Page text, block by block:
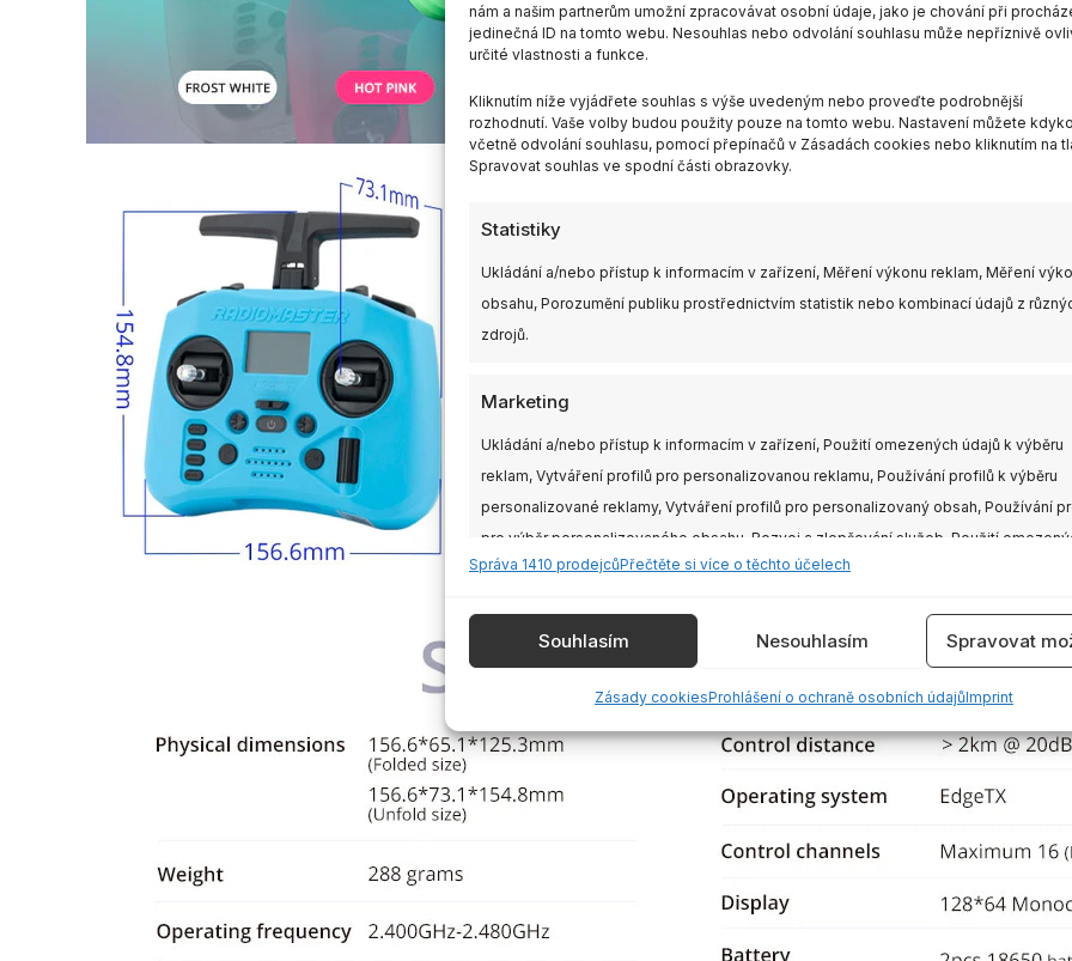
nám a našim partnerům umožní zpracovávat osobní údaje, jako je chování při
jedinečná ID na tomto webu. Nesouhlas nebo odvolání souhlasu může nepříznivě
určité vlastnosti a funkce.
Kliknutím níže vyjádřete souhlas s výše uvedeným nebo proveďte podrobnější
rozhodnutí. Vaše volby budou použity pouze na tomto webu. Nastavení můžete
včetně odvolání souhlasu, pomocí přepínačů v Zásadách cookies nebo kliknutím na
Spravovat souhlas ve spodní části obrazovky.
Statistiky
Ukládání a/nebo přístup k informacím v zařízení, Měření výkonu reklam, Měření
obsahu, Porozumění publiku prostřednictvím statistik nebo kombinací údajů z
zdrojů.
Marketing
Ukládání a/nebo přístup k informacím v zařízení, Použití omezených údajů k výběru
reklam, Vytváření profilů pro personalizovanou reklamu, Používání profilů k výběru
personalizované reklamy, Vytváření profilů pro personalizovaný obsah, Používání
pro výběr personalizovaného obsahu, Rozvoj a zlepšování služeb, Použití
údajů k výběru obsahu.
Funkce
zařízení, Identifikace zařízení na základě automaticky přenášených informací.
odstraňování chyb, Poskytování a zobrazování reklamy a
obsahu, Ukládání a sdělování voleb ochrany osobních údajů.
Správa 1410 prodejcůPřečtěte si více o těchto účelech
Souhlasím Nesouhlasím Spravovat
Zásady cookiesProhlášení o ochraně osobních údajůImprint